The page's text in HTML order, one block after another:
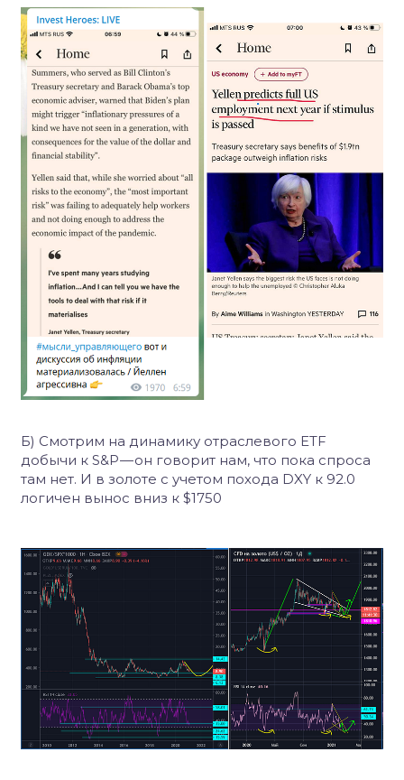
Б) Смотрим на динамику отраслевого ETF
добычи к S&P — он говорит нам, что пока спроса
там нет. И в золоте с учетом похода DXY к 92.0
логичен вынос вниз к $1750